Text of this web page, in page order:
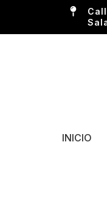
INICIO